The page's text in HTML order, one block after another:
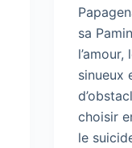
sa
sinueux
choisir
le